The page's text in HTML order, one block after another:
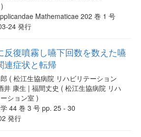
Mathematicae 202 巻 1 号
24 発行
反復噴霧し嚥下回数を数えた嚥
連症状と転帰
( 松江生協病院 リハビリテーション
井 康生 | 福間丈史 ( 松江生協病院 リハ
ション室 )
44 巻 3 号 pp. 25 - 30
発行